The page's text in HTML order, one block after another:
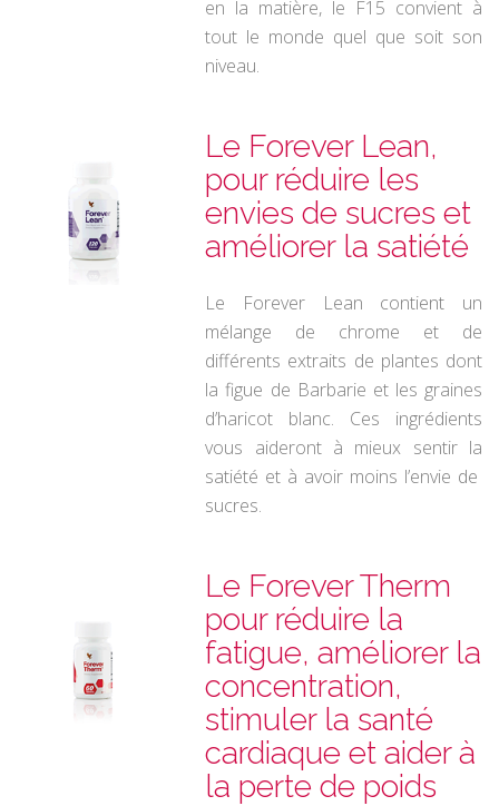
en la matière, le F15 convient à
tout le monde quel que soit son
niveau.
Le Forever Lean,
pour réduire les
envies de sucres et
améliorer la satiété
Le Forever Lean contient un
mélange de chrome et de
différents extraits de plantes dont
la figue de Barbarie et les graines
d’haricot
blanc. Ces ingrédients
vous aideront à mieux sentir la
satiété et à avoir moins l’envie de
sucres.
Le Forever Therm
pour réduire la
fatigue, améliorer la
concentration,
stimuler la santé
cardiaque et aider à
la perte de poids